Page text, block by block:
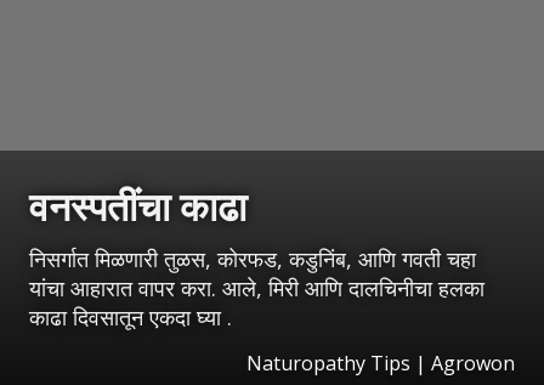
वनस्पतींचा काढा
निसर्गात मिळणारी तुळस, कोरफड, कडुनिंब, आणि गवती चहा
यांचा आहारात वापर करा. आले, मिरी आणि दालचिनीचा हलका
काढा दिवसातून एकदा घ्या .
Naturopathy Tips | Agrowon